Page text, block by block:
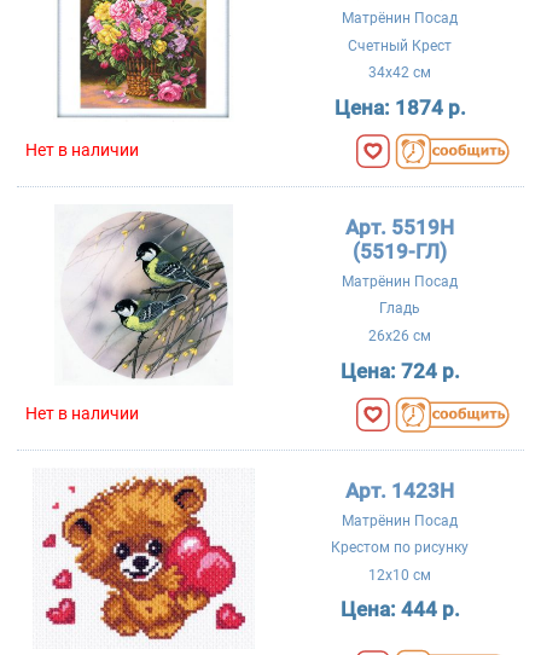
Матрёнин Посад
Счетный Крест
34x42 см
Цена: 1874 р.
Нет в наличии
Арт. 5519Н
(5519-ГЛ)
Матрёнин Посад
Гладь
26x26 см
Цена: 724 р.
Нет в наличии
Арт. 1423Н
Матрёнин Посад
Крестом по рисунку
12x10 см
Цена: 444 р.